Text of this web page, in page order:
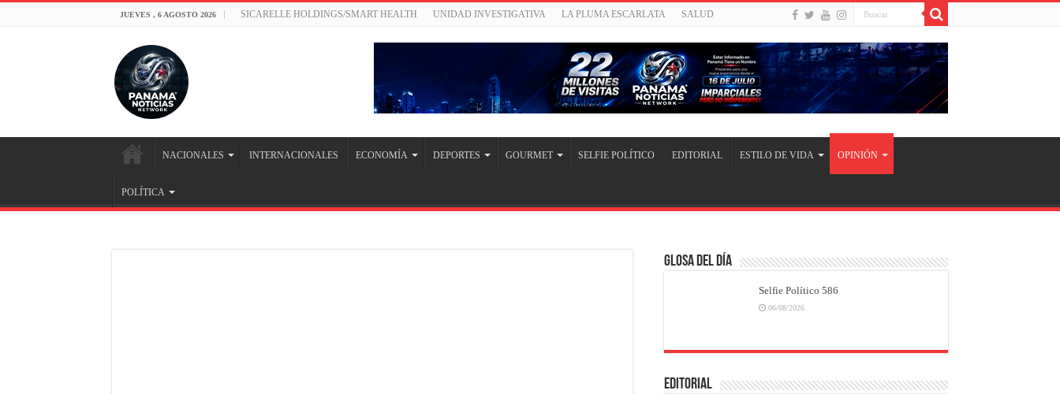
JUEVES , 6 AGOSTO 2026 SICARELLE HOLDINGS/SMART HEALTH UNIDAD INVESTIGATIVA LA PLUMA ESCARLATA SALUD
NACIONALES INTERNACIONALES ECONOMÍA DEPORTES GOURMET SELFIE POLÍTICO EDITORIAL ESTILO DE VIDA OPINIÓN
POLÍTICA
Glosa del Día
Selfie Político 586
06/08/2026
EDITORIAL